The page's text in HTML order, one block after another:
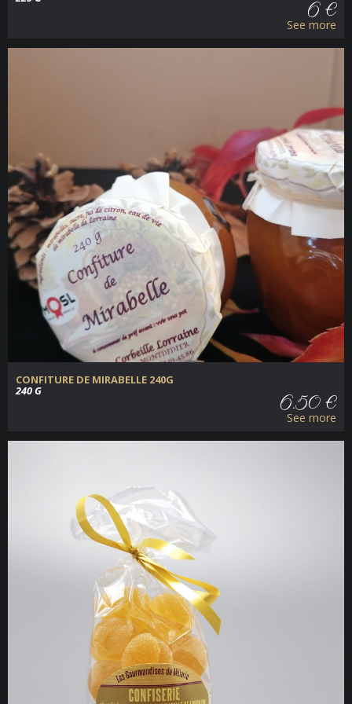
6 €
See more
CONFITURE DE MIRABELLE 240G
240 G
6.50 €
See more